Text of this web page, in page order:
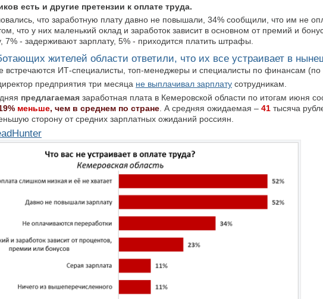
есть и другие претензии к оплате труда.
что заработную плату давно не повышали, 34% сообщили, что им не
что у них маленький оклад и заработок зависит в основном от премий и
7% - задерживают зарплату, 5% - приходится платить штрафы.
жителей области ответили, что их все устраивает в
встречаются ИТ-специалисты, топ-менеджеры и специалисты по финансам (по
предприятия три месяца не выплачивал зарплату сотрудникам.
предлагаемая заработная плата в Кемеровской области по итогам июня
меньше, чем в среднем по стране . А средняя ожидаемая – 41 тысяча
сторону от средних зарплатных ожиданий россиян.